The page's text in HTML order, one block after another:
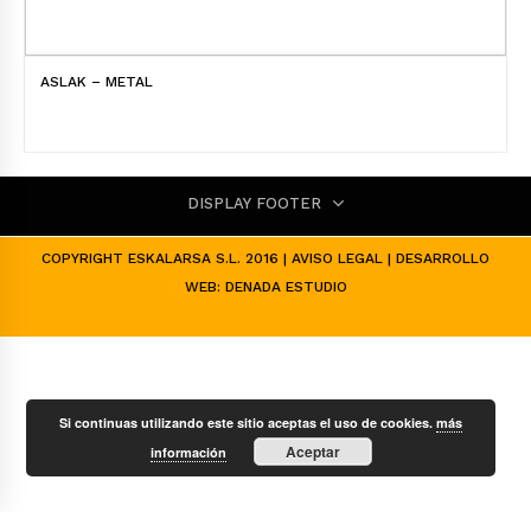
ASLAK – METAL
DISPLAY FOOTER
COPYRIGHT ESKALARSA S.L. 2016 | AVISO LEGAL | DESARROLLO
WEB: DENADA ESTUDIO
Si continuas utilizando este sitio aceptas el uso de cookies.más
información
Aceptar